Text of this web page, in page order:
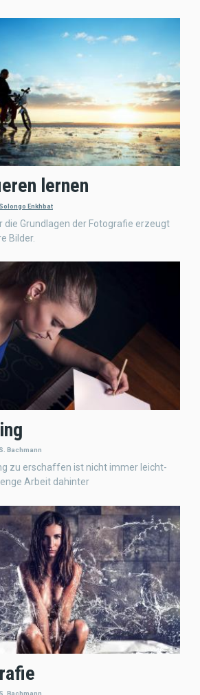
lernen
Solongo Enkhbat
die Grundlagen der Fotografie erzeugt
Bilder.
S. Bachmann
zu erschaffen ist nicht immer leicht-
Arbeit dahinter
S. Bachmann